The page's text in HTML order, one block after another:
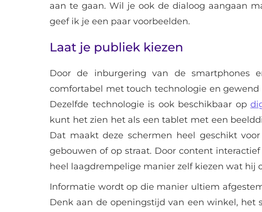
aan te gaan. Wil je ook de dialoog aangaan
geef ik je een paar voorbeelden.
Laat je publiek kiezen
Door de inburgering van de smartphones
comfortabel met touch technologie en
Dezelfde technologie is ook beschikbaar op
kunt het zien het als een tablet met een
Dat maakt deze schermen heel geschikt
gebouwen of op straat. Door content
heel laagdrempelige manier zelf kiezen wat hij
Informatie wordt op die manier ultiem
Denk aan de openingstijd van een winkel, het